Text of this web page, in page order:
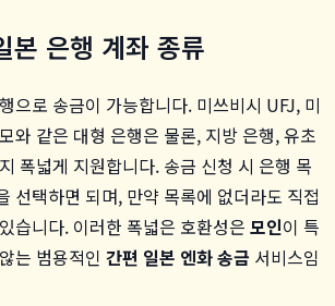
본 은행 계좌 종류
으로 송금이 가능합니다. 미쓰비시 UFJ, 미
와 같은 대형 은행은 물론, 지방 은행, 유초
폭넓게 지원합니다. 송금 신청 시 은행 목
선택하면 되며, 만약 목록에 없더라도 직접
습니다. 이러한 폭넓은 호환성은 모인이 특
는 범용적인 간편 일본 엔화 송금 서비스임